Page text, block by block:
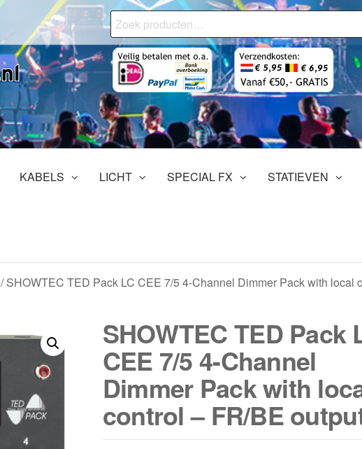
BonjourMediaStore.nl
Professionals
in
Entertainment
Zoeken
naar:
KABELS LICHT SPECIAL FX STATIEVEN
/ SHOWTEC TED Pack LC CEE 7/5 4-Channel Dimmer Pack with local
SHOWTEC TED Pack
CEE 7/5 4-Channel
Dimmer Pack with
control – FR/BE